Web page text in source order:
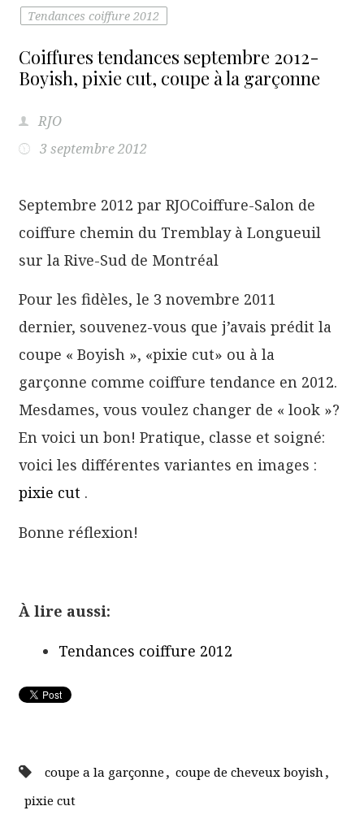
Tendances coiffure 2012
Coiffures tendances septembre 2012-
Boyish, pixie cut, coupe à la garçonne
RJO
3 septembre 2012
Septembre 2012 par RJOCoiffure-Salon de
coiffure chemin du Tremblay à Longueuil
sur la Rive-Sud de Montréal
Pour les fidèles, le 3 novembre 2011
dernier, souvenez-vous que j’avais prédit la
coupe « Boyish », «pixie cut» ou à la
garçonne comme coiffure tendance en 2012.
Mesdames, vous voulez changer de « look »?
En voici un bon! Pratique, classe et soigné:
voici les différentes variantes en images :
pixie cut.
Bonne réflexion!
À lire aussi:
Tendances coiffure 2012
coupe a la garçonne, coupe de cheveux boyish ,
pixie cut